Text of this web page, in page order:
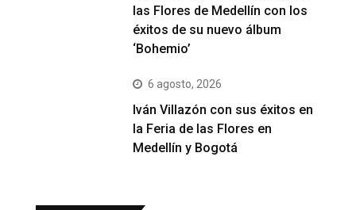
las Flores de Medellín con los
éxitos de su nuevo álbum
‘Bohemio’
6 agosto, 2026
Iván Villazón con sus éxitos en
la Feria de las Flores en
Medellín y Bogotá